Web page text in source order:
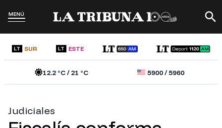
MENÚ
LT SUR LT ESTE
12.2 °C /21 °C 5900/5960
Judiciales